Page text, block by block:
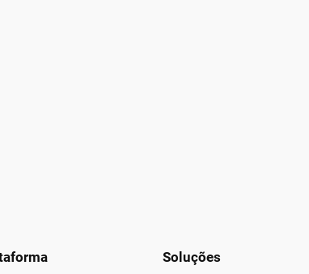
Soluções